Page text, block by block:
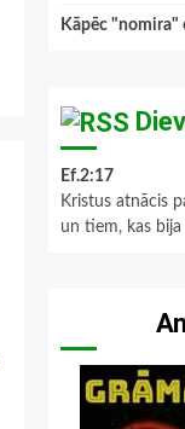
Kāpēc "nomira"
Ef.2:17
Kristus atnācis
un tiem, kas